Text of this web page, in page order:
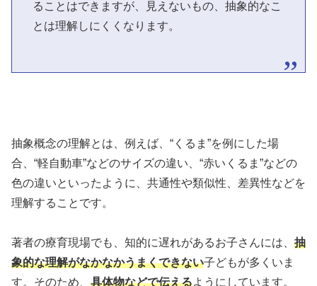
ることはできますが、見えないもの、抽象的なこ
とは理解しにくくなります。
抽象概念の理解とは、例えば、“くるま”を例にした場
合、“軽自動車”などのサイズの違い、“赤いくるま”などの
色の違いといったように、共通性や類似性、差異性などを
理解することです。
著者の療育現場でも、知的に遅れがあるお子さんには、 抽
象的な理解がなかなかうまくできない子どもが多くいま
す。そのため、 具体物などで伝えるようにしています。